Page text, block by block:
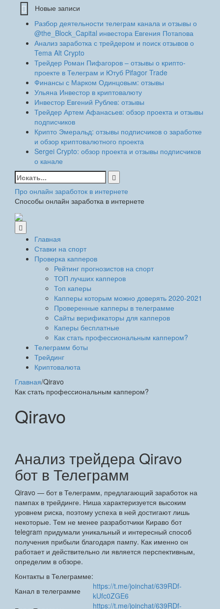
Новые записи
Разбор деятельности телеграм канала и отзывы о
@the_Block_Capital инвестора Евгения Потапова
Анализ заработка с трейдером и поиск отзывов о
Tema Alt Crypto
Трейдер Роман Пифагоров – отзывы о крипто-
проекте в Телеграм и Ютуб Pifagor Trade
Финансы с Марком Одинцовым: отзывы
Ульяна Инвестор в криптовалюту
Инвестор Евгений Рублев: отзывы
Трейдер Артем Афанасьев: обзор проекта и отзывы
подписчиков
Крипто Эмеральд: отзывы подписчиков о заработке
и обзор криптовалютного проекта
Sergei Crypto: обзор проекта и отзывы подписчиков
о канале
Найти:
Про онлайн заработок в интернете
Способы онлайн заработка в интернете
Главная
Ставки на спорт
Проверка капперов
Рейтинг прогнозистов на спорт
ТОП лучших капперов
Топ каперы
Капперы которым можно доверять 2020-2021
Проверенные капперы в телеграмме
Сайты верификаторы для капперов
Каперы бесплатные
Как стать профессиональным каппером?
Телеграмм боты
Трейдинг
Криптовалюта
Главная/Qiravo
Как стать профессиональным каппером?
Qiravo
Анализ трейдера Qiravo
бот в Телеграмм
Qiravo — бот в Телеграмм, предлагающий заработок на
пампах в трейдинге. Ниша характеризуется высоким
уровнем риска, поэтому успеха в ней достигают лишь
некоторые. Тем не менее разработчики Кираво бот
telegram придумали уникальный и интересный способ
получения прибыли благодаря пампу. Как именно он
работает и действительно ли является перспективным,
определим в обзоре.
Контакты в Телеграмме:
Канал в телеграмме
https://t.me/joinchat/639RDf-
kUfc0ZGE6
https://t.me/joinchat/639RDf-